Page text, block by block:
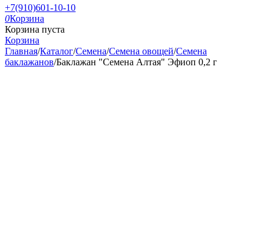
+7(910)601-10-10
0Корзина
Корзина пуста
Корзина
Главная/Каталог/Семена/Семена овощей/Семена
баклажанов/Баклажан "Семена Алтая" Эфиоп 0,2 г